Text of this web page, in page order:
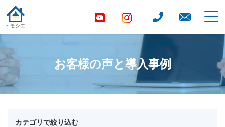
お客様の声と導入事例
カテゴリで絞り込む